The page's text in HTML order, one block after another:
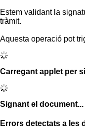
Estem validant la
tràmit.
Aquesta operació pot
Carregant applet per
Signant el document...
Errors detectats a les